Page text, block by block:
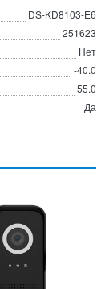
DS-KD8103-E6
251623
Нет
-40.0
55.0
Да